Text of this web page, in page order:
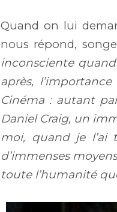
Quand on lui
nous répond,
inconsciente
après,
Cinéma : autant
Daniel Craig, un
moi, quand je l’ai
d’immenses
toute l’humanité